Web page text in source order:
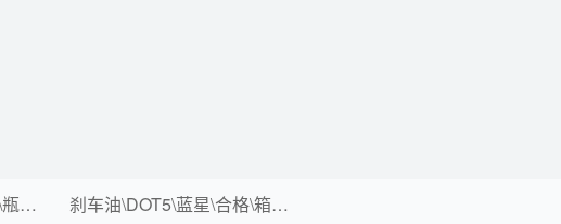
刹车油\DOT3\蓝星\合格\瓶装(ml)\800*12 刹车油\DOT5\蓝星\合格\箱装(g*瓶)\500*20